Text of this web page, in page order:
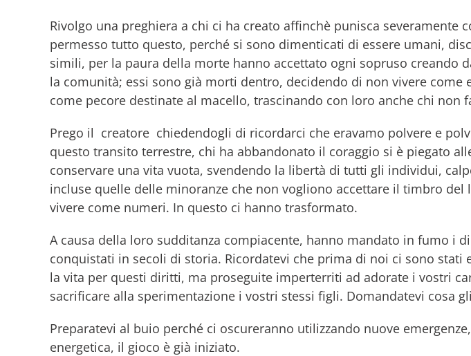
Rivolgo una preghiera a chi ci ha creato affinchè punisca severamente
permesso tutto questo, perché si sono dimenticati di essere umani,
simili, per la paura della morte hanno accettato ogni sopruso creando
la comunità; essi sono già morti dentro, decidendo di non vivere come
come pecore destinate al macello, trascinando con loro anche chi non
Prego il creatore chiedendogli di ricordarci che eravamo polvere e
questo transito terrestre, chi ha abbandonato il coraggio si è piegato
conservare una vita vuota, svendendo la libertà di tutti gli individui,
incluse quelle delle minoranze che non vogliono accettare il timbro del
vivere come numeri. In questo ci hanno trasformato.
A causa della loro sudditanza compiacente, hanno mandato in fumo i
conquistati in secoli di storia. Ricordatevi che prima di noi ci sono stati
la vita per questi diritti, ma proseguite imperterriti ad adorate i vostri
sacrificare alla sperimentazione i vostri stessi figli. Domandatevi cosa
Preparatevi al buio perché ci oscureranno utilizzando nuove
energetica, il gioco è già iniziato.